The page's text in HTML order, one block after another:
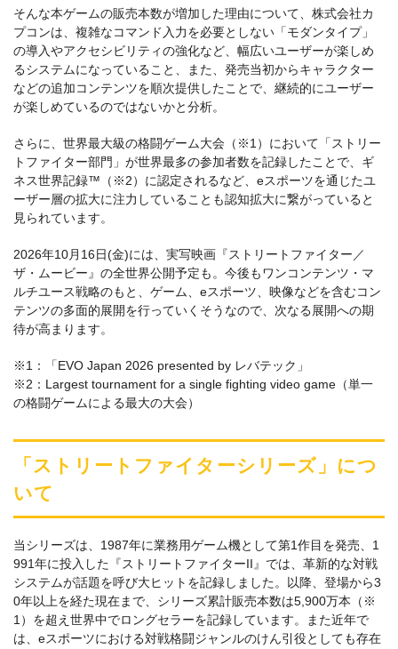
そんな本ゲームの販売本数が増加した理由について、株式会社カ
プコンは、複雑なコマンド入力を必要としない「モダンタイプ」
の導入やアクセシビリティの強化など、幅広いユーザーが楽しめ
るシステムになっていること、また、発売当初からキャラクター
などの追加コンテンツを順次提供したことで、継続的にユーザー
が楽しめているのではないかと分析。
さらに、世界最大級の格闘ゲーム大会（※1）において「ストリー
トファイター部門」が世界最多の参加者数を記録したことで、ギ
ネス世界記録™（※2）に認定されるなど、eスポーツを通じたユ
ーザー層の拡大に注力していることも認知拡大に繋がっていると
見られています。
2026年10月16日(金)には、実写映画『ストリートファイター／
ザ・ムービー』の全世界公開予定も。今後もワンコンテンツ・マ
ルチユース戦略のもと、ゲーム、eスポーツ、映像などを含むコン
テンツの多面的展開を行っていくそうなので、次なる展開への期
待が高まります。
※1：「EVO Japan 2026 presented by レバテック」
※2：Largest tournament for a single fighting video game（単一
の格闘ゲームによる最大の大会）
「ストリートファイターシリーズ」につ
いて
当シリーズは、1987年に業務用ゲーム機として第1作目を発売、1
991年に投入した『ストリートファイターII』では、革新的な対戦
システムが話題を呼び大ヒットを記録しました。以降、登場から3
0年以上を経た現在まで、シリーズ累計販売本数は5,900万本（※
1）を超え世界中でロングセラーを記録しています。また近年で
は、eスポーツにおける対戦格闘ジャンルのけん引役としても存在